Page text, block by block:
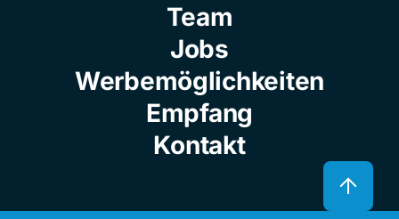
Team
Jobs
Werbemöglichkeiten
Empfang
Kontakt